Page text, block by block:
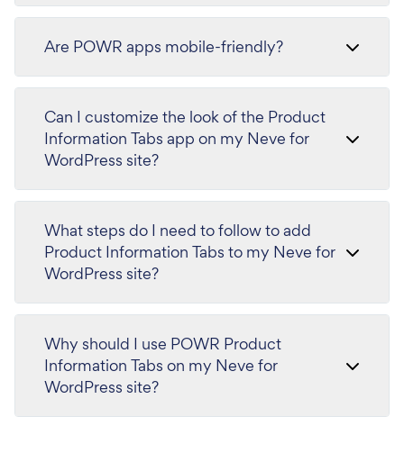
Are POWR apps mobile-friendly?
Can I customize the look of the Product
Information Tabs app on my Neve for
WordPress site?
What steps do I need to follow to add
Product Information Tabs to my Neve for
WordPress site?
Why should I use POWR Product
Information Tabs on my Neve for
WordPress site?